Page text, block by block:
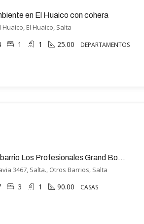
en El Huaico con cohera
El Huaico, Salta
1 1 25.00 DEPARTAMENTOS
Casa en venta barrio Los Profesionales Grand Bourg
3467, Salta., Otros Barrios, Salta
3 1 90.00 CASAS